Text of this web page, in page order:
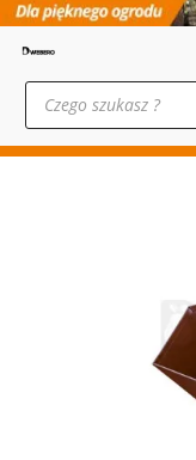
Wyszukiwarka
produktów